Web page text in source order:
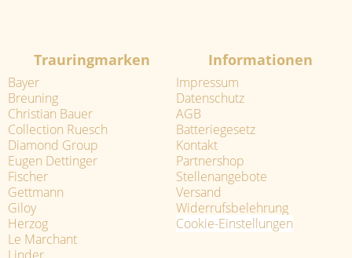
Trauringmarken
Bayer
Breuning
Christian Bauer
Collection Ruesch
Diamond Group
Eugen Dettinger
Fischer
Gettmann
Giloy
Herzog
Le Marchant
Informationen
Impressum
Datenschutz
AGB
Batteriegesetz
Kontakt
Partnershop
Stellenangebote
Versand
Widerrufsbelehrung
Cookie-Einstellungen